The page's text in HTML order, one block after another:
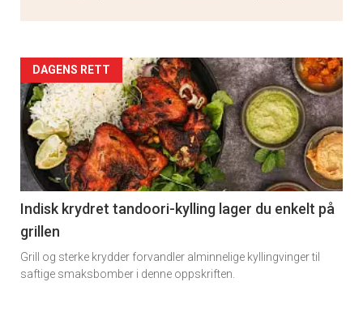
Artikler
detail
-
section
11
DAGENS RETT
Indisk krydret tandoori-kylling lager du enkelt på
grillen
Grill og sterke krydder forvandler alminnelige kyllingvinger til
saftige smaksbomber i denne oppskriften.